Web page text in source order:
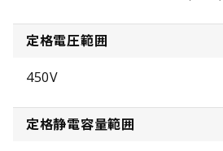
定格電圧範囲
450V
定格静電容量範囲